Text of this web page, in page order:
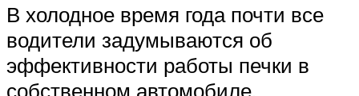
В холодное время года почти все
водители задумываются об
эффективности работы печки в
собственном автомобиле.